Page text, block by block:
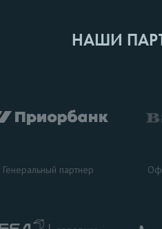
НАШИ
Генеральный партнер